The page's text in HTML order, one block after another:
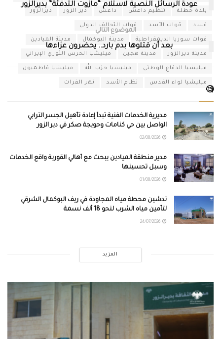
بلدة حطلة تنظيم داعش داعش دير الزور ديرالزور
قسد قوات الأسد قوات التحالف الدولي
قوات سوريا الديمقراطية مدينة البوكمال مدينة الميادين
مدينة ديرالزور مدينة هجين ميليشيا الحرس الثوري الإيراني
ميليشيا الدفاع الوطني ميليشيا حزب الله ميليشيا فاطميون
ميليشيا لواء القدس نظام الأسد نهر الفرات
عودة الرسائل النصية لاستلام “مازوت التدفئة” بديرالزور
الموضوع التالي
بعد أن قتلوها بدم بارد.. يحضرون عزاءها
🧐
مديرية الخدمات الفنية تبدأ إعادة تأهيل الجسر الترابي
الواصل بين حي كنامات وحويجة صكر في دير الزور
مدير منطقة الميادين يبحث مع أهالي القورية واقع الخدمات
وسبل تحسينها
تدشين محطة مياه المجاودة في ريف البوكمال الشرقي
لتأمين مياه الشرب لنحو 18 ألف نسمة
المزيد